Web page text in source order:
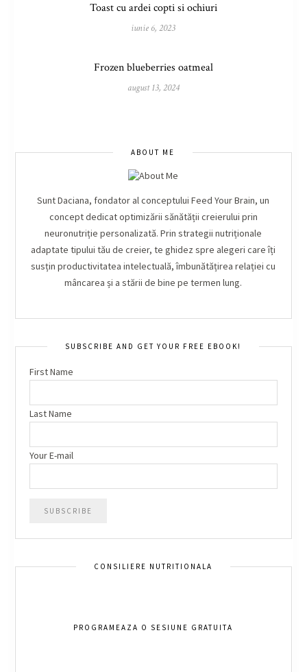
Toast cu ardei copti si ochiuri
iunie 6, 2023
Frozen blueberries oatmeal
august 13, 2024
ABOUT ME
Sunt Daciana, fondator al conceptului Feed Your Brain, un
concept dedicat optimizării sănătății creierului prin
neuronutriție personalizată. Prin strategii nutriționale
adaptate tipului tău de creier, te ghidez spre alegeri care îți
susțin productivitatea intelectuală, îmbunătățirea relației cu
mâncarea și a stării de bine pe termen lung.
SUBSCRIBE AND GET YOUR FREE EBOOK!
First Name
Last Name
Your E-mail
CONSILIERE NUTRITIONALA
PROGRAMEAZA O SESIUNE GRATUITA